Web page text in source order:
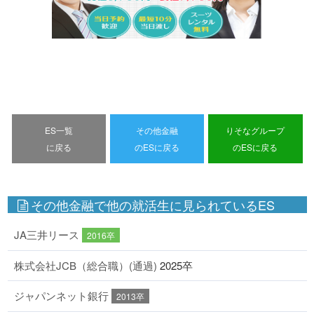
ES一覧
に戻る
その他金融
のESに戻る
りそなグループ
のESに戻る
その他金融で他の就活生に見られているES
JA三井リース 2016卒
株式会社JCB（総合職）(通過) 2025卒
ジャパンネット銀行 2013卒